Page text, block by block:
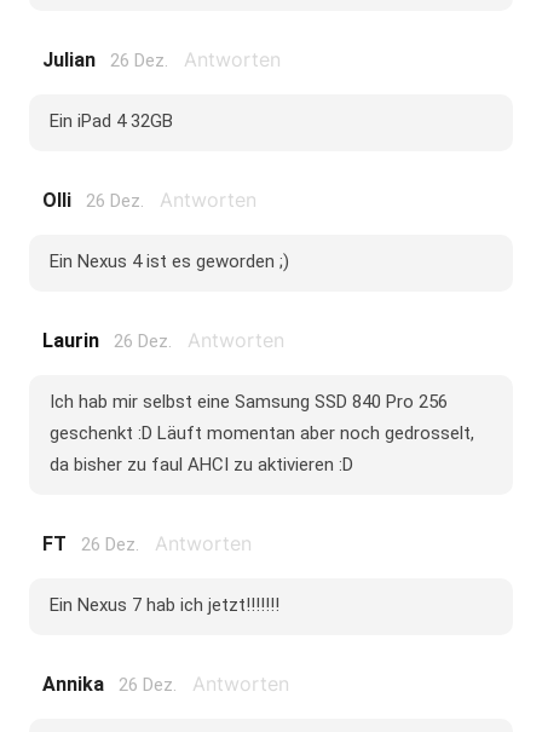
Julian 26 Dez. Antworten
Ein iPad 4 32GB
Olli 26 Dez. Antworten
Ein Nexus 4 ist es geworden ;)
Laurin 26 Dez. Antworten
Ich hab mir selbst eine Samsung SSD 840 Pro 256
geschenkt :D Läuft momentan aber noch gedrosselt,
da bisher zu faul AHCI zu aktivieren :D
FT 26 Dez. Antworten
Ein Nexus 7 hab ich jetzt!!!!!!!
Annika 26 Dez. Antworten